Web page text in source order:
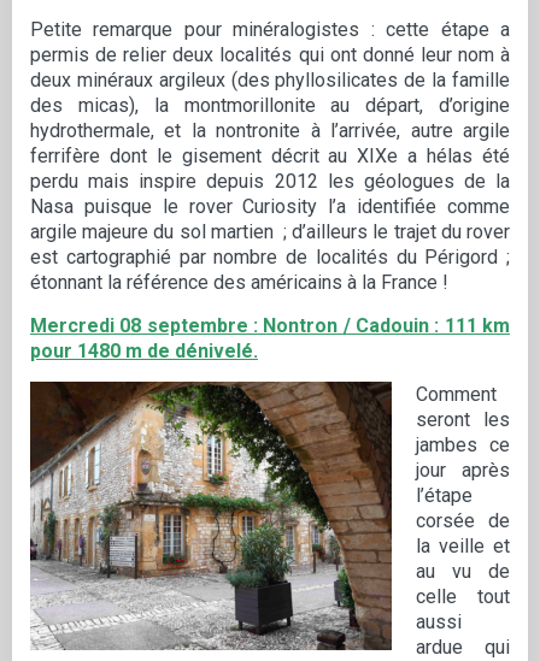
Petite remarque pour minéralogistes : cette étape a
permis de relier deux localités qui ont donné leur nom à
deux minéraux argileux (des phyllosilicates de la famille
des micas), la montmorillonite au départ, d’origine
hydrothermale, et la nontronite à l’arrivée, autre argile
ferrifère dont le gisement décrit au XIXe a hélas été
perdu mais inspire depuis 2012 les géologues de la
Nasa puisque le rover Curiosity l’a identifiée comme
argile majeure du sol martien ; d’ailleurs le trajet du rover
est cartographié par nombre de localités du Périgord ;
étonnant la référence des américains à la France !
Mercredi 08 septembre : Nontron / Cadouin : 111 km
pour 1480 m de dénivelé.
Comment
seront les
jambes ce
jour après
l’étape
corsée de
la veille et
au vu de
celle tout
aussi
ardue qui